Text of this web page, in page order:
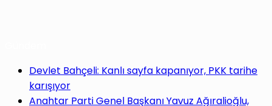
Devlet Bahçeli: Kanlı sayfa kapanıyor, PKK tarihe
karışıyor
Anahtar Parti Genel Başkanı Yavuz Ağıralioğlu,